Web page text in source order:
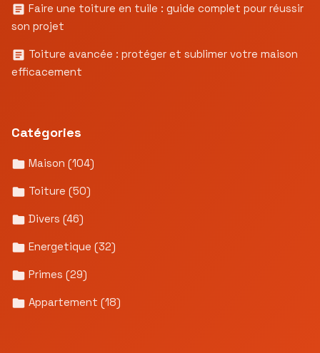
Faire une toiture en tuile : guide complet pour réussir
son projet
Toiture avancée : protéger et sublimer votre maison
efficacement
Catégories
Maison (104)
Toiture (50)
Divers (46)
Energetique (32)
Primes (29)
Appartement (18)